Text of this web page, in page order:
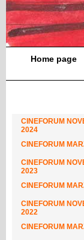
Home page
CINEFORUM
2024
CINEFORUM
CINEFORUM
2023
CINEFORUM
CINEFORUM
2022
CINEFORUM